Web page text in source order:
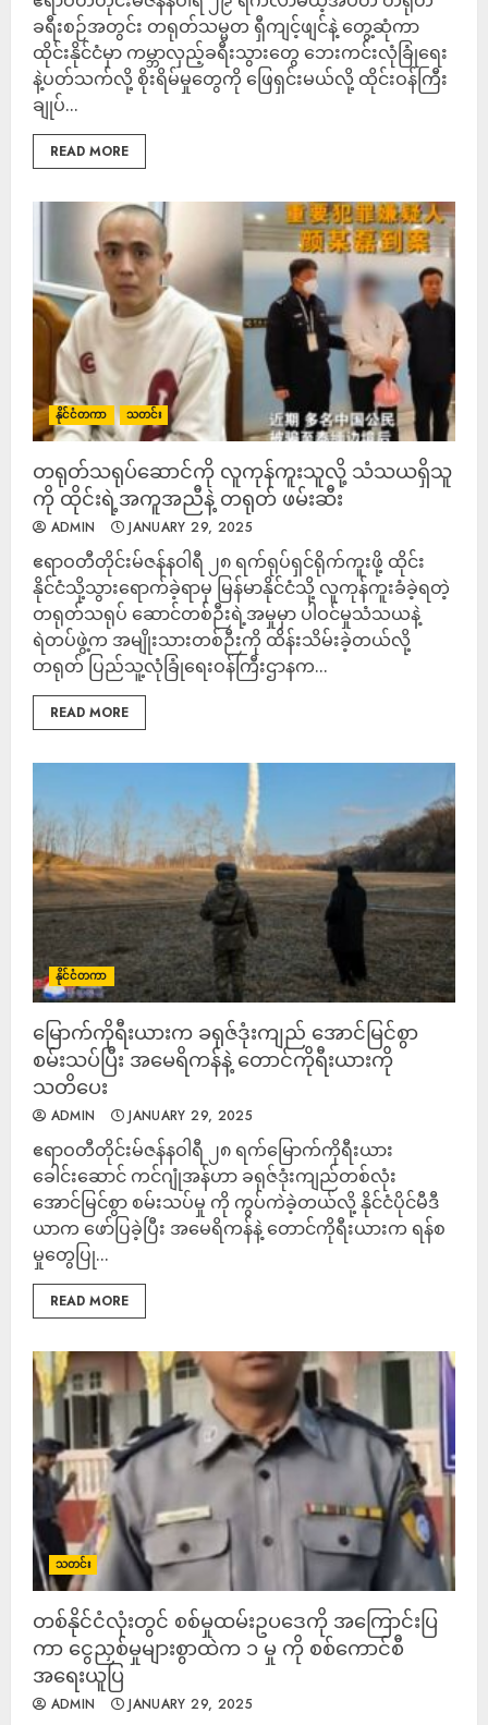
ခရီးစဉ်အတွင်း တရုတ်သမ္မတ ရှီကျင့်ဖျင်နဲ့ တွေ့ဆုံကာ
ထိုင်းနိုင်ငံမှာ ကမ္ဘာလှည့်ခရီးသွားတွေ ဘေးကင်းလုံခြုံရေး
နဲ့ပတ်သက်လို့ စိုးရိမ်မှုတွေကို ဖြေရှင်းမယ်လို့ ထိုင်းဝန်ကြီး
ချုပ်...
READ MORE
နိုင်ငံတကာ သတင်း
တရုတ်သရုပ်ဆောင်ကို လူကုန်ကူးသူလို့ သံသယရှိသူ
ကို ထိုင်းရဲ့အကူအညီနဲ့ တရုတ် ဖမ်းဆီး
ADMIN JANUARY 29, 2025
ဧရာဝတီတိုင်းမ်ဇန်နဝါရီ ၂၈ ရက်ရုပ်ရှင်ရိုက်ကူးဖို့ ထိုင်း
နိုင်ငံသို့သွားရောက်ခဲ့ရာမှ မြန်မာနိုင်ငံသို့ လူကုန်ကူးခံခဲ့ရတဲ့
တရုတ်သရုပ် ဆောင်တစ်ဉီးရဲ့အမှုမှာ ပါဝင်မှုသံသယနဲ့
ရဲတပ်ဖွဲ့က အမျိုးသားတစ်ဉီးကို ထိန်းသိမ်းခဲ့တယ်လို့
တရုတ် ပြည်သူ့လုံခြုံရေးဝန်ကြီးဌာနက...
READ MORE
နိုင်ငံတကာ
မြောက်ကိုရီးယားက ခရုဇ်ဒုံးကျည် အောင်မြင်စွာ
စမ်းသပ်ပြီး အမေရိကန်နဲ့ တောင်ကိုရီးယားကို
သတိပေး
ADMIN JANUARY 29, 2025
ဧရာဝတီတိုင်းမ်ဇန်နဝါရီ ၂၈ ရက်မြောက်ကိုရီးယား
ခေါင်းဆောင် ကင်ဂျုံအန်ဟာ ခရုဇ်ဒုံးကျည်တစ်လုံး
အောင်မြင်စွာ စမ်းသပ်မှု ကို ကွပ်ကဲခဲ့တယ်လို့ နိုင်ငံပိုင်မီဒီ
ယာက ဖော်ပြခဲ့ပြီး အမေရိကန်နဲ့ တောင်ကိုရီးယားက ရန်စ
မှုတွေပြု...
READ MORE
သတင်း
တစ်နိုင်ငံလုံးတွင် စစ်မှုထမ်းဥပဒေကို အကြောင်းပြ
ကာ ငွေညှစ်မှုများစွာထဲက ၁ မှု ကို စစ်ကောင်စီ
အရေးယူပြ
ADMIN JANUARY 29, 2025